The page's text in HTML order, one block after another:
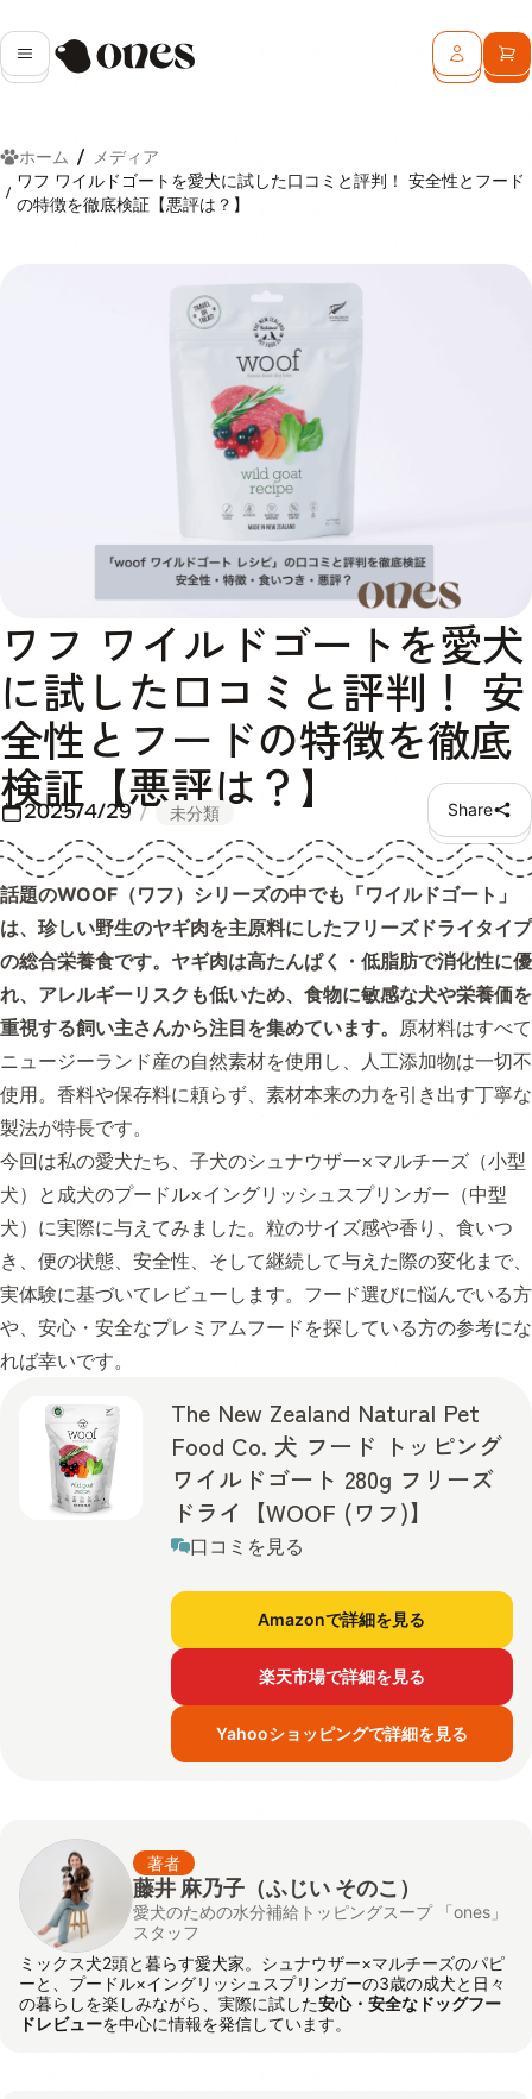
メニューOnes ログインカ
ホーム
メディア
ワフ ワイルドゴートを愛犬に試した口コミと評判！ 安全性とフード
の特徴を徹底検証【悪評は？】
ワフ ワイルドゴートを愛犬
に試した口コミと評判！ 安
全性とフードの特徴を徹底
検証【悪評は？】
2025/4/29 未分類 Share
話題のWOOF（ワフ）シリーズの中でも「ワイルドゴート」
は、珍しい野生のヤギ肉を主原料にしたフリーズドライタイプ
の総合栄養食です。ヤギ肉は高たんぱく・低脂肪で消化性に優
れ、アレルギーリスクも低いため、食物に敏感な犬や栄養価を
重視する飼い主さんから注目を集めています。 原材料はすべて
ニュージーランド産の自然素材を使用し、人工添加物は一切不
使用。香料や保存料に頼らず、素材本来の力を引き出す丁寧な
製法が特長です。
今回は私の愛犬たち、子犬のシュナウザー×マルチーズ（小型
犬）と成犬のプードル×イングリッシュスプリンガー（中型
犬）に実際に与えてみました。粒のサイズ感や香り、食いつ
き、便の状態、安全性、そして継続して与えた際の変化まで、
実体験に基づいてレビューします。フード選びに悩んでいる方
や、安心・安全なプレミアムフードを探している方の参考にな
れば幸いです。
The New Zealand Natural Pet
Food Co. 犬 フード トッピング
ワイルドゴート 280g フリーズ
ドライ【WOOF (ワフ)】
口コミを見る
Amazonで詳細を見る
楽天市場で詳細を見る
Yahooショッピングで詳細を見る
著者
藤井 麻乃子（ふじい そのこ）
愛犬のための水分補給トッピングスープ 「ones」
スタッフ
ミックス犬2頭と暮らす愛犬家。シュナウザー×マルチーズのパピ
ーと、プードル×イングリッシュスプリンガーの3歳の成犬と日々
の暮らしを楽しみながら、実際に試した安心・安全なドッグフー
ドレビューを中心に情報を発信しています。